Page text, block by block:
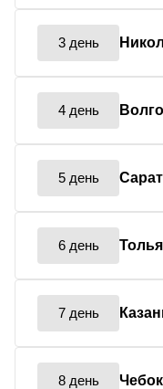
3 день
4 день
5 день
6 день
7 день
8 день